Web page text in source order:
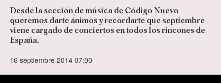
Desde la sección de música de Código Nuevo
queremos darte ánimos y recordarte que septiembre
viene cargado de conciertos en todos los rincones de
España.
16 septiembre 2014 07:00